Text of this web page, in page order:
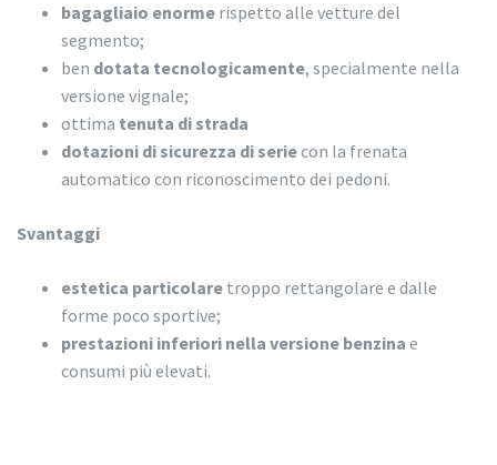
bagagliaio enorme rispetto alle vetture del
segmento;
ben dotata tecnologicamente, specialmente nella
versione vignale;
ottima tenuta di strada
dotazioni di sicurezza di seriecon la frenata
automatico con riconoscimento dei pedoni.
Svantaggi
estetica particolare troppo rettangolare e dalle
forme poco sportive;
prestazioni inferiori nella versione benzina e
consumi più elevati.